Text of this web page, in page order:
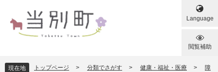
でば
Language
閲覧補助
現在地 トップページ > 分類でさがす > 健康・福祉・医療 >
障